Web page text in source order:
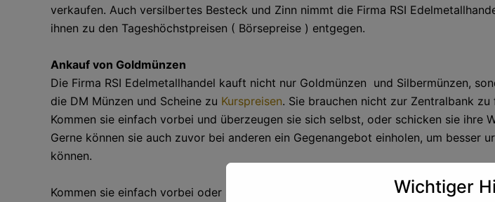
verkaufen. Auch versilbertes Besteck und Zinn nimmt die Firma RSI
ihnen zu den Tageshöchstpreisen ( Börsepreise ) entgegen.
Ankauf von Goldmünzen
Die Firma RSI Edelmetallhandel kauft nicht nur Goldmünzen und Silbermünzen,
die DM Münzen und Scheine zu Kurspreisen. Sie brauchen nicht zur Zentralbank zu
Kommen sie einfach vorbei und überzeugen sie sich selbst, oder schicken sie ihre
Gerne können sie auch zuvor bei anderen ein Gegenangebot einholen, um besser
können.
Kommen sie einfach vorbei oder schicken sie per Postversand ihre Ware zu uns,
Wichtiger